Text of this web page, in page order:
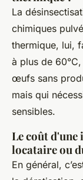
La
chimiques
thermique, lui,
à plus de
œufs sans
mais qui
sensibles.
Le coût
locataire ou
En général,